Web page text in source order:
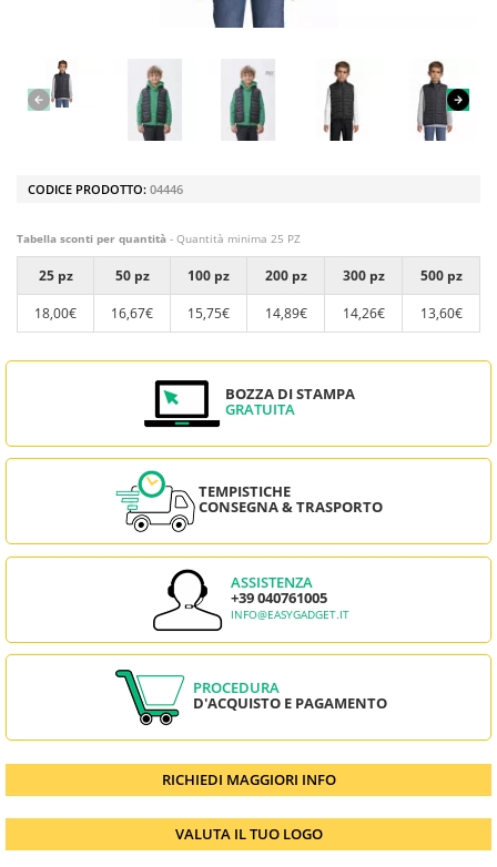
CODICE PRODOTTO: 04446
Tabella sconti per quantità - Quantità minima 25 PZ
25 pz 50 pz 100 pz 200 pz 300 pz
500 pz
18,00€
16,67€ 15,75€ 14,89€ 14,26€ 13,60€
BOZZA DI STAMPA
GRATUITA
TEMPISTICHE
CONSEGNA & TRASPORTO
ASSISTENZA
+39 040761005
INFO@EASYGADGET.IT
PROCEDURA
D'ACQUISTO E PAGAMENTO
RICHIEDI MAGGIORI INFO
VALUTA IL TUO LOGO